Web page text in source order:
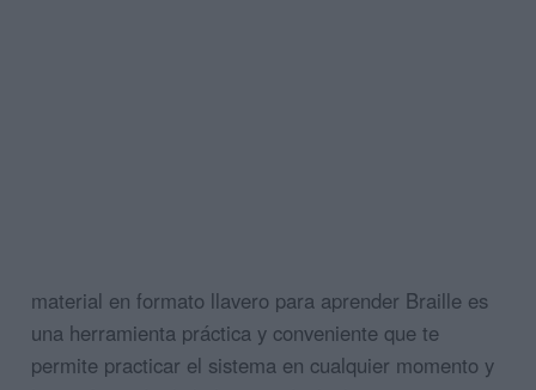
material en formato llavero para aprender Braille es
una herramienta práctica y conveniente que te
permite practicar el sistema en cualquier momento y